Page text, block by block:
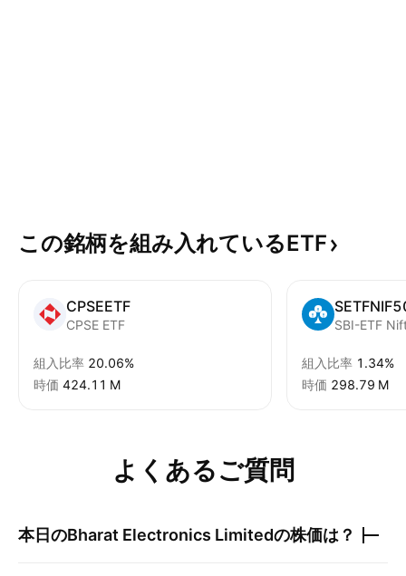
この銘柄を組み入れているETF
CPSEETF
CPSE ETF
組入比率 20.06%
時価 ‪424.11 M‬
SBI-ETF
組入比率 1.34%
時価 ‪298.79 M‬
よくあるご質問
本日のBharat Electronics Limitedの株価は？